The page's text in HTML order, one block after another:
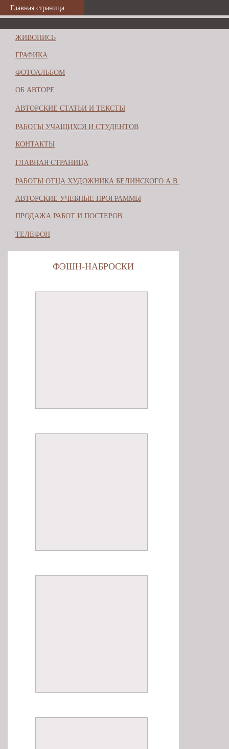
Главная страница
ЖИВОПИСЬ
ГРАФИКА
ФОТОАЛЬБОМ
ОБ АВТОРЕ
АВТОРСКИЕ СТАТЬИ И ТЕКСТЫ
РАБОТЫ УЧАЩИХСЯ И СТУДЕНТОВ
КОНТАКТЫ
ГЛАВНАЯ СТРАНИЦА
РАБОТЫ ОТЦА ХУДОЖНИКА БЕЛИНСКОГО А.В.
АВТОРСКИЕ УЧЕБНЫЕ ПРОГРАММЫ
ПРОДАЖА РАБОТ И ПОСТЕРОВ
ТЕЛЕФОН
ФЭШН-НАБРОСКИ